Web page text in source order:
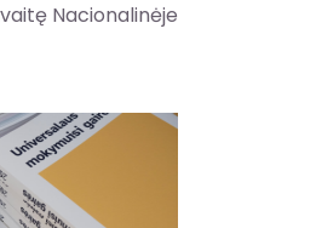
Nacionalinėje